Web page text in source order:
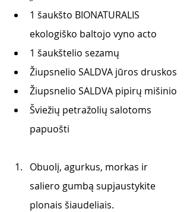
1 šaukšto BIONATURALIS
ekologiško baltojo vyno acto
1 šaukštelio sezamų
Žiupsnelio SALDVA jūros druskos
Žiupsnelio SALDVA pipirų mišinio
Šviežių petražolių salotoms
papuošti
Obuolį, agurkus, morkas ir
saliero gumbą supjaustykite
plonais šiaudeliais.